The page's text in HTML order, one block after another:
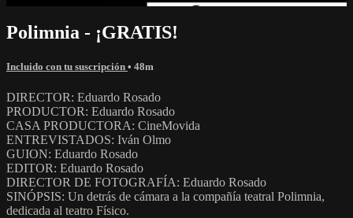
Polimnia - ¡GRATIS!
Incluido con tu suscripción • 48m
DIRECTOR: Eduardo Rosado
PRODUCTOR: Eduardo Rosado
CASA PRODUCTORA: CineMovida
ENTREVISTADOS: Iván Olmo
GUION: Eduardo Rosado
EDITOR: Eduardo Rosado
DIRECTOR DE FOTOGRAFÍA: Eduardo Rosado
SINÓPSIS: Un detrás de cámara a la compañía teatral Polimnia,
dedicada al teatro Físico.